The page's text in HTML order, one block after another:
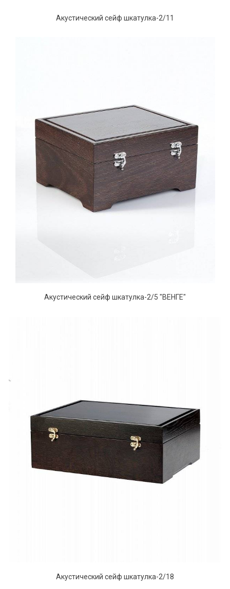
Акустический сейф шкатулка-2/11
Акустический сейф шкатулка-2/5 "ВЕНГЕ"
Акустический сейф шкатулка-2/18